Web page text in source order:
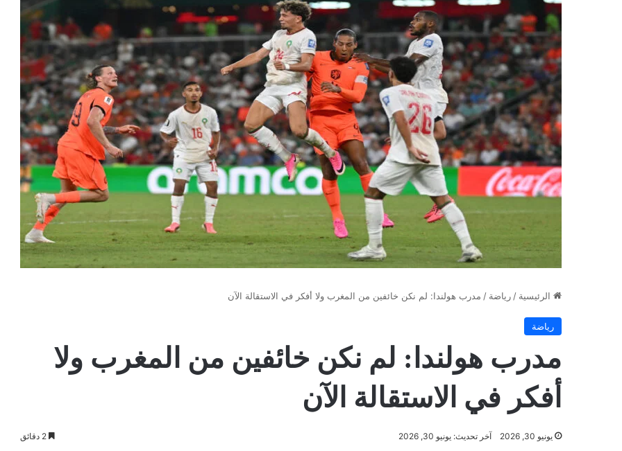
الرئيسية / رياضة / مدرب هولندا: لم نكن خائفين من المغرب ولا أفكر في الاستقالة الآن
رياضة
مدرب هولندا: لم نكن خائفين من المغرب ولا
أفكر في الاستقالة الآن
يونيو 30, 2026 آخر تحديث: يونيو 30, 2026